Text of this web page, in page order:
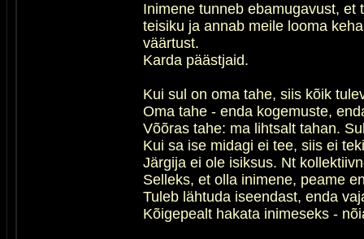
Inimene tunneb ebamugavust,
teisiku ja annab meile looma
väärtust.
Karda päästjaid.
Kui sul on oma tahe, siis kõik
Oma tahe - enda kogemuste,
Võõras tahe: ma lihtsalt tahan.
Kui sa ise midagi ei tee, siis ei
Järgija ei ole isiksus. Nt
Selleks, et olla inimene, peame
Tuleb lähtuda iseendast, enda
Kõigepealt hakata inimeseks -